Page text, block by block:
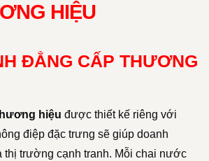
HIỆU
ĐẲNG CẤP THƯƠNG
hiệu được thiết kế riêng với
điệp đặc trưng sẽ giúp doanh
thị trường cạnh tranh. Mỗi chai nước